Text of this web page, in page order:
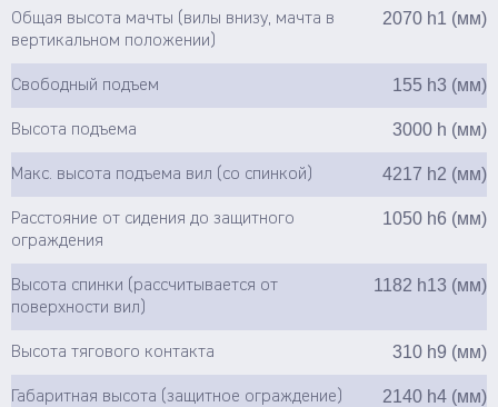
Общая высота мачты (вилы внизу, мачта в
вертикальном положении)
2070 h1 (мм)
Свободный подъем 155 h3 (мм)
Высота подъема 3000 h (мм)
Макс. высота подъема вил (со спинкой) 4217 h2 (мм)
Расстояние от сидения до защитного
ограждения
1050 h6 (мм)
Высота спинки (рассчитывается от
поверхности вил)
1182 h13 (мм)
Высота тягового контакта 310 h9 (мм)
Габаритная высота (защитное ограждение) 2140 h4 (мм)